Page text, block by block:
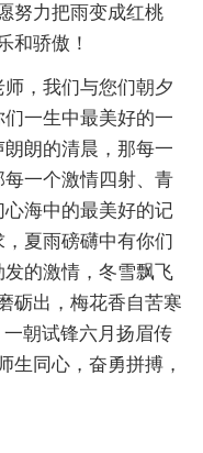
努力把雨变成红桃
和骄傲！
，我们与您们朝夕
一生中最美好的一
朗的清晨，那每一
一个激情四射、青
海中的最美好的记
夏雨磅礴中有你们
的激情，冬雪飘飞
砺出，梅花香自苦寒
朝试锋六月扬眉传
生同心，奋勇拼搏，